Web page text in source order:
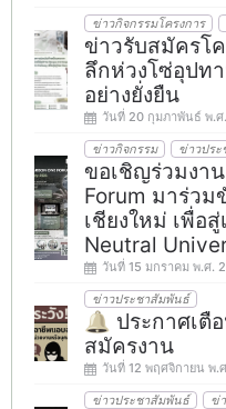
ข่าวกิจกรรมโครงการ
ข่าวรับสมัครโค
ลึกห่วงโซ่อุปท
อย่างยั่งยืน
วันที่ 20 กุมภาพันธ์ พ.ศ
ข่าวกิจกรรม ข่าวปร
ขอเชิญร่วมงา
Forum มาร่ว
เชียงใหม่ เพื่อ
Neutral
วันที่ 15 มกราคม พ.ศ.
ข่าวประชาสัมพันธ์
🔔 ประกาศเตื
สมัครงาน
วันที่ 12 พฤศจิกายน พ.
ข่าวประชาสัมพันธ์ ข่